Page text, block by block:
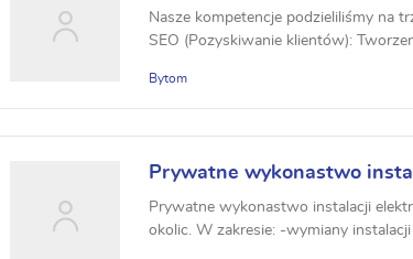
Nasze kompetencje podzieliliśmy na
SEO (Pozyskiwanie klientów):
Bytom
Prywatne wykonastwo
Prywatne wykonastwo instalacji
okolic. W zakresie: -wymiany